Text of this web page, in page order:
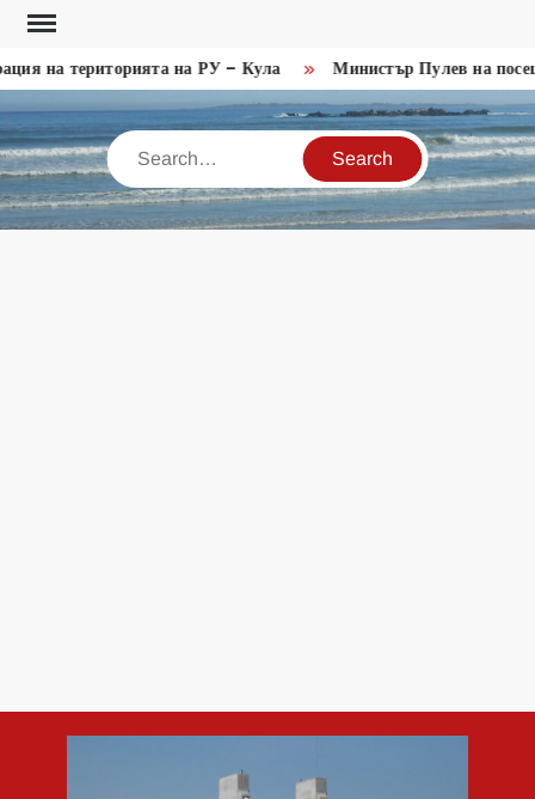
Skip
contentна територията на РУ – Кула Министър Пулев на
Search